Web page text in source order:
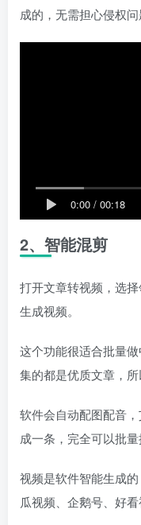
成的，无需担心侵权问
0:00 / 00:18
2、智能混剪
打开文章转视频，选
生成视频。
这个功能很适合批量
集的都是优质文章，所
软件会自动配图配音
成一条，完全可以批量
视频是软件智能生成
瓜视频、企鹅号、好